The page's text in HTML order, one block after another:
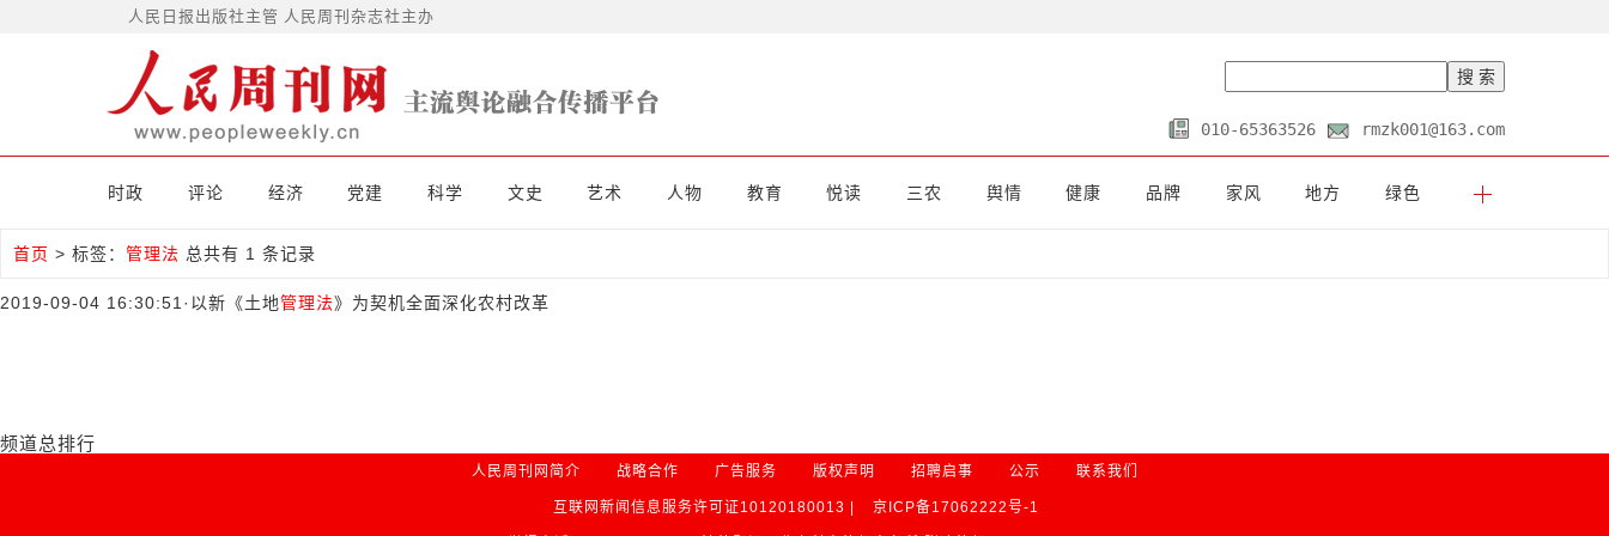
人民日报出版社主管 人民周刊杂志社主办
010-65363526 rmzk001@163.com
时政 评论 经济 党建 科学 文史 艺术 人物 教育 悦读 三农 舆情 健康 品牌 家风 地方 绿色
首页 > 标签： 管理法 总共有 1 条记录
2019-09-04 16:30:51 · 以新《土地管理法》为契机全面深化农村改革
频道总排行
人民周刊网简介 战略合作 广告服务 版权声明 招聘启事 公示 联系我们
互联网新闻信息服务许可证10120180013 | 京ICP备17062222号-1